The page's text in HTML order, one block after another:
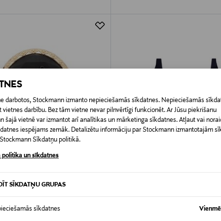
darbotos, Stockmann izmanto nepieciešamās sīkdatnes. Nepieciešamās
vietnes darbību. Bez tām vietne nevar pilnvērtīgi funkcionēt. Ar Jūsu piekrišanu
šajā vietnē var izmantot arī analītikas un mārketinga sīkdatnes. Atļaut vai
iespējams zemāk. Detalizētu informāciju par Stockmann izmantotajām
Sīkdatņu politikā.
politika un sīkdatnes
SĪKDATŅU GRUPAS
sīkdatnes
60%
LAUREN
LAUREN RALPH LAUREN